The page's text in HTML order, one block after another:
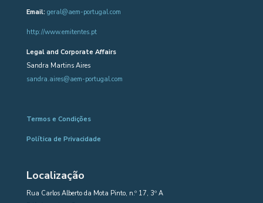
Email: geral@aem-portugal.com
http://www.emitentes.pt
Legal and Corporate Affairs
Sandra Martins Aires
sandra.aires@aem-portugal.com
Termos e Condições
Política de Privacidade
Localização
Rua Carlos Alberto da Mota Pinto, n.º 17, 3º A